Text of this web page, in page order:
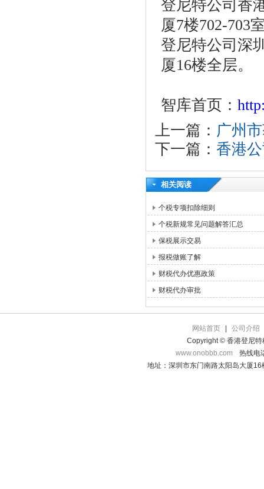
登尼特公司香
厦7楼702-703
登尼特公司深
厦16楼全层。
智库首页：
上一篇： 广州
下一篇： 香港
相关阅读
个税专项扣除细则
个税新规常见问题解答汇总
保税展示交易
报税做账了解
财税代办优惠政策
财税代办审批
网站首页
公司介绍
Copyright © 香港登尼特
www.onobbb.com
热线电
地址：深圳市东门南路太阳岛大厦